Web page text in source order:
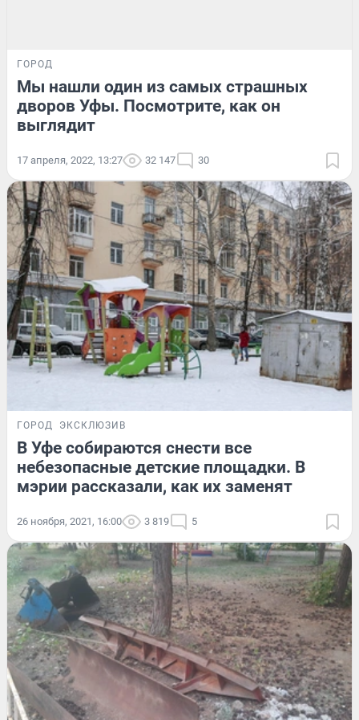
ГОРОД
Мы нашли один из самых страшных
дворов Уфы. Посмотрите, как он
выглядит
17 апреля, 2022, 13:27 32 147 30
ГОРОД ЭКСКЛЮЗИВ
В Уфе собираются снести все
небезопасные детские площадки. В
мэрии рассказали, как их заменят
26 ноября, 2021, 16:00 3 819 5